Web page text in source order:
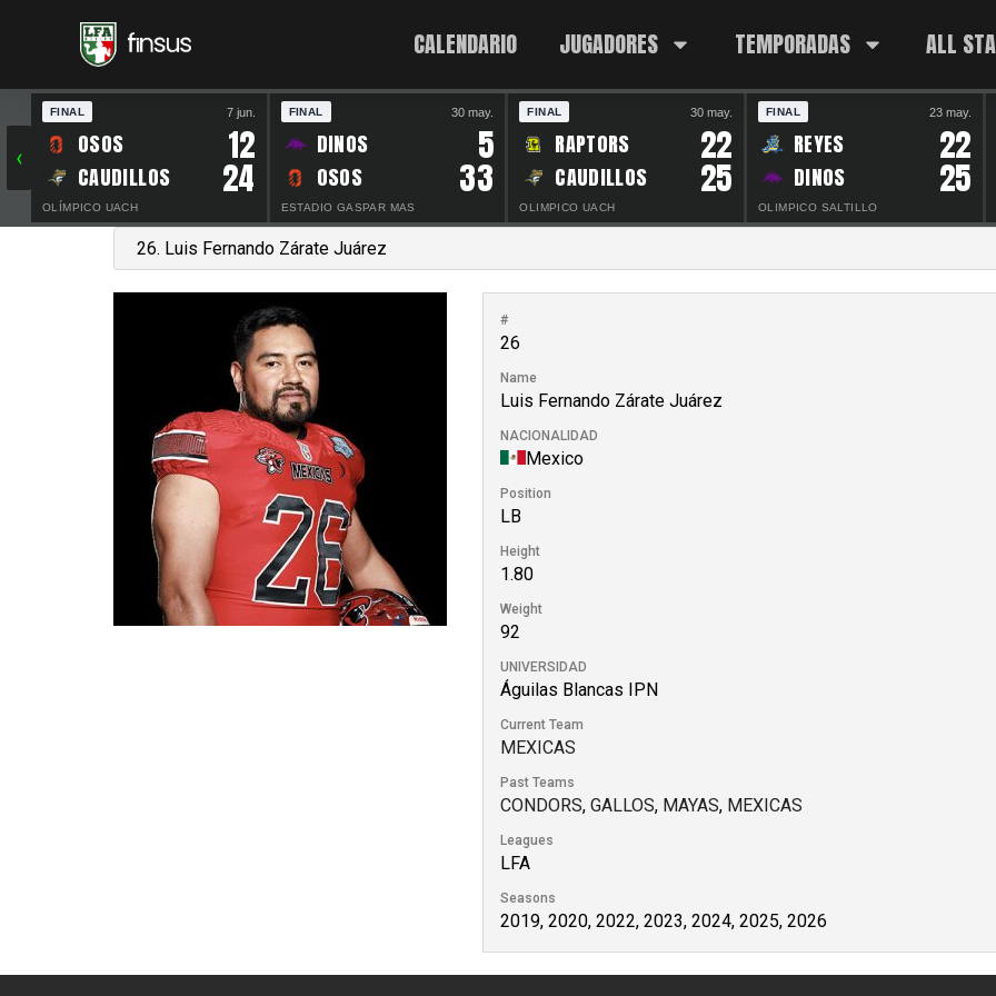
CALENDARIO JUGADORES TEMPORADAS ALL
‹
FINAL 7 jun.
OSOS 12
CAUDILLOS 24
OLÍMPICO UACH
FINAL 30 may.
DINOS 5
OSOS 33
ESTADIO GASPAR MAS
FINAL 30 may.
RAPTORS 22
CAUDILLOS 25
OLIMPICO UACH
FINAL 23 may.
REYES 22
DINOS 25
OLIMPICO SALTILLO
#
26
Name
Luis Fernando Zárate Juárez
NACIONALIDAD
Mexico
Position
LB
Height
1.80
Weight
92
UNIVERSIDAD
Águilas Blancas IPN
Current Team
MEXICAS
Past Teams
CONDORS, GALLOS, MAYAS, MEXICAS
Leagues
LFA
Seasons
2019, 2020, 2022, 2023, 2024, 2025, 2026